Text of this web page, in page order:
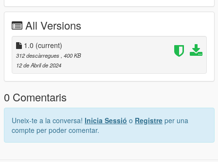
All Versions
1.0 (current)
312 descàrregues, 400 KB
12 de Abril de 2024
0 Comentaris
Uneix-te a la conversa! Inicia Sessió o Registre per una
compte per poder comentar.